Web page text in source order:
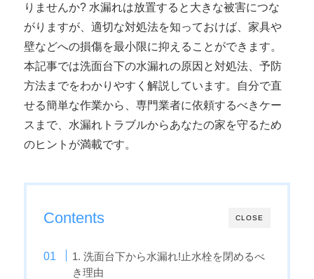
りませんか? 水漏れは放置すると大きな被害につな
がりますが、適切な対処法を知っておけば、家具や
壁などへの損傷を最小限に抑えることができます。
本記事では洗面台下の水漏れの原因と対処法、予防
方法までをわかりやすく解説しています。自分で直
せる簡単な作業から、専門業者に依頼するべきケー
スまで、水漏れトラブルからあなたの家を守るため
のヒントが満載です。
CLOSE
Contents
1. 洗面台下から水漏れ!止水栓を閉めるべ
き理由